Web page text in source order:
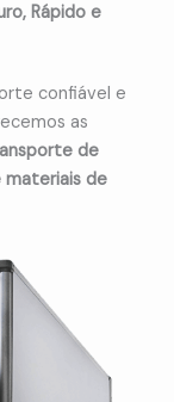
Rápido e
confiável e
as
de
materiais de